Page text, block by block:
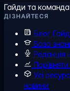
Гайди та
ДІЗНАЙТЕСЯ
Блог
База
Редакція
Усі
новини